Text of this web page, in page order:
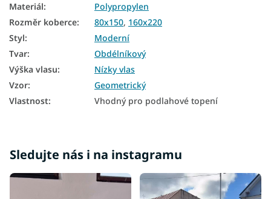
Koberce 160x220
Koberce 180x260
Koberce 200x290
Koberce 240x330
Materiál:
Polypropylen
Rozměr koberce: 80x150, 160x220
Styl:
Moderní
Tvar:
Obdélníkový
Výška vlasu:
Nízky vlas
Vzor:
Geometrický
Vlastnost: Vhodný pro podlahové topení
Sledujte nás i na instagramu